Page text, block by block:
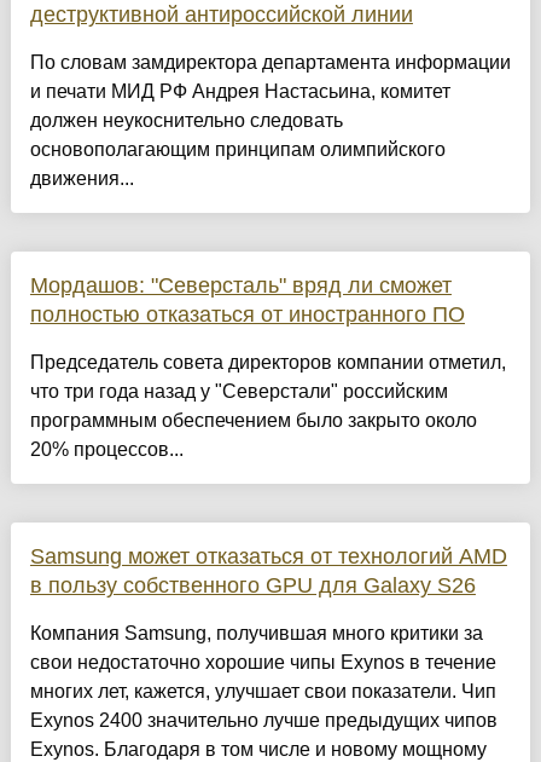
деструктивной антироссийской линии
По словам замдиректора департамента информации
и печати МИД РФ Андрея Настасьина, комитет
должен неукоснительно следовать
основополагающим принципам олимпийского
движения...
Мордашов: "Северсталь" вряд ли сможет
полностью отказаться от иностранного ПО
Председатель совета директоров компании отметил,
что три года назад у "Северстали" российским
программным обеспечением было закрыто около
20% процессов...
Samsung может отказаться от технологий AMD
в пользу собственного GPU для Galaxy S26
Компания Samsung, получившая много критики за
свои недостаточно хорошие чипы Exynos в течение
многих лет, кажется, улучшает свои показатели. Чип
Exynos 2400 значительно лучше предыдущих чипов
Exynos. Благодаря в том числе и новому мощному